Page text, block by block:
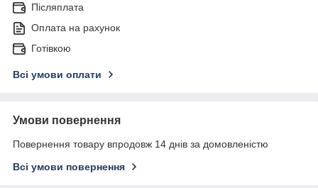
Післяплата
Оплата на рахунок
Готівкою
Всі умови оплати
Умови повернення
Повернення товару впродовж 14 днів за домовленістю
Всі умови повернення